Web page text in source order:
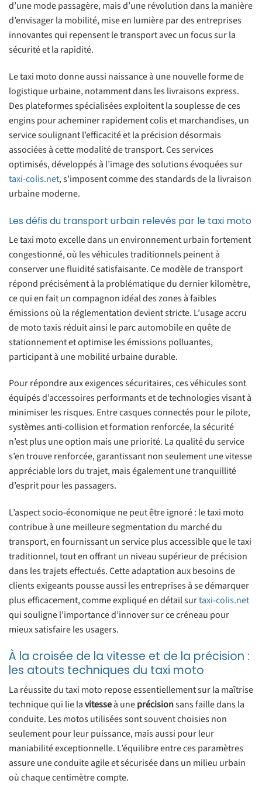
d’une mode passagère, mais d’une révolution dans la manière
d’envisager la mobilité, mise en lumière par des entreprises
innovantes qui repensent le transport avec un focus sur la
sécurité et la rapidité.
Le taxi moto donne aussi naissance à une nouvelle forme de
logistique urbaine, notamment dans les livraisons express.
Des plateformes spécialisées exploitent la souplesse de ces
engins pour acheminer rapidement colis et marchandises, un
service soulignant l’efficacité et la précision désormais
associées à cette modalité de transport. Ces services
optimisés, développés à l’image des solutions évoquées sur
taxi-colis.net, s’imposent comme des standards de la livraison
urbaine moderne.
Les défis du transport urbain relevés par le taxi moto
Le taxi moto excelle dans un environnement urbain fortement
congestionné, où les véhicules traditionnels peinent à
conserver une fluidité satisfaisante. Ce modèle de transport
répond précisément à la problématique du dernier kilomètre,
ce qui en fait un compagnon idéal des zones à faibles
émissions où la réglementation devient stricte. L’usage accru
de moto taxis réduit ainsi le parc automobile en quête de
stationnement et optimise les émissions polluantes,
participant à une mobilité urbaine durable.
Pour répondre aux exigences sécuritaires, ces véhicules sont
équipés d’accessoires performants et de technologies visant à
minimiser les risques. Entre casques connectés pour le pilote,
systèmes anti-collision et formation renforcée, la sécurité
n’est plus une option mais une priorité. La qualité du service
s’en trouve renforcée, garantissant non seulement une vitesse
appréciable lors du trajet, mais également une tranquillité
d’esprit pour les passagers.
L’aspect socio-économique ne peut être ignoré : le taxi moto
contribue à une meilleure segmentation du marché du
transport, en fournissant un service plus accessible que le taxi
traditionnel, tout en offrant un niveau supérieur de précision
dans les trajets effectués. Cette adaptation aux besoins de
clients exigeants pousse aussi les entreprises à se démarquer
plus efficacement, comme expliqué en détail surtaxi-colis.net
qui souligne l’importance d’innover sur ce créneau pour
mieux satisfaire les usagers.
À la croisée de la vitesse et de la précision :
les atouts techniques du taxi moto
La réussite du taxi moto repose essentiellement sur la maîtrise
technique qui lie lavitesseà uneprécisionsans faille dans la
conduite. Les motos utilisées sont souvent choisies non
seulement pour leur puissance, mais aussi pour leur
maniabilité exceptionnelle. L’équilibre entre ces paramètres
assure une conduite agile et sécurisée dans un milieu urbain
où chaque centimètre compte.